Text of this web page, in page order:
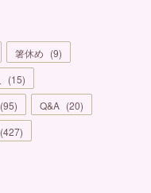
箸休め (9)
(15)
(95) Q&A (20)
(427)